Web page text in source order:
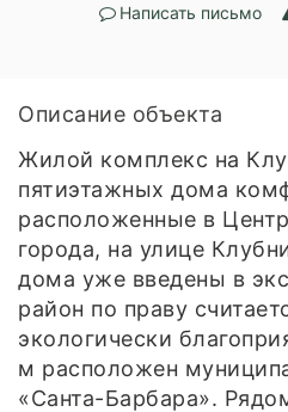
Написать письмо
Описание объекта
Жилой комплекс на
пятиэтажных дома
расположенные в
города, на улице
дома уже введены в
район по праву
экологически
м расположен
«Санта-Барбара».